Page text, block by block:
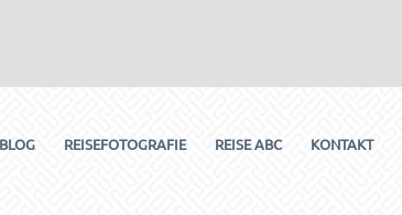
REISEFOTOGRAFIE REISE ABC KONTAKT